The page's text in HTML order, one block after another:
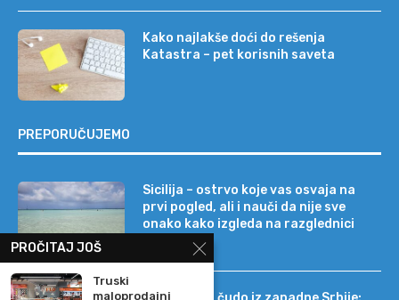
Kako najlakše doći do rešenja
Katastra – pet korisnih saveta
PREPORUČUJEMO
Sicilija – ostrvo koje vas osvaja na
prvi pogled, ali i nauči da nije sve
onako kako izgleda na razglednici
PROČITAJ JOŠ
Truski
maloprodajni